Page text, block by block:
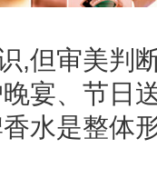
审美判
宴、节日
水是整体